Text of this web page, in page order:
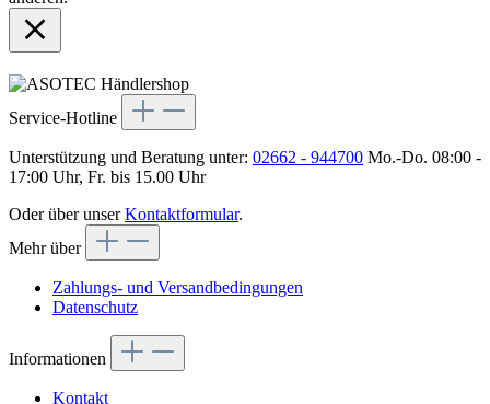
Service-Hotline
Unterstützung und Beratung unter: 02662 - 944700 Mo.-Do. 08:00 -
17:00 Uhr, Fr. bis 15.00 Uhr
Oder über unserKontaktformular.
Mehr über
Zahlungs- und Versandbedingungen
Datenschutz
Informationen
Kontakt